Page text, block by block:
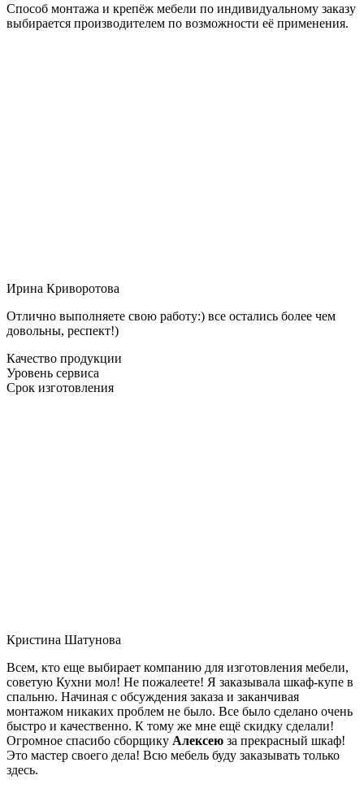
Способ монтажа и крепёж мебели по индивидуальному заказу
выбирается производителем по возможности её применения.
Ирина Криворотова
Отлично выполняете свою работу:) все остались более чем
довольны, респект!)
Качество продукции
Уровень сервиса
Срок изготовления
Кристина Шатунова
Всем, кто еще выбирает компанию для изготовления мебели,
советую Кухни мол! Не пожалеете! Я заказывала шкаф-купе в
спальню. Начиная с обсуждения заказа и заканчивая
монтажом никаких проблем не было. Все было сделано очень
быстро и качественно. К тому же мне ещё скидку сделали!
Огромное спасибо сборщику Алексею за прекрасный шкаф!
Это мастер своего дела! Всю мебель буду заказывать только
здесь.